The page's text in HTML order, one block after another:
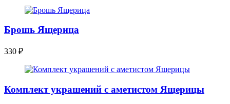
Брошь Ящерица
330 ₽
Комплект украшений с аметистом Ящерицы